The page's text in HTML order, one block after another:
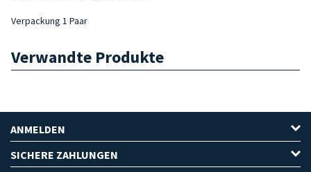
Verpackung 1 Paar
Verwandte Produkte
ANMELDEN
SICHERE ZAHLUNGEN